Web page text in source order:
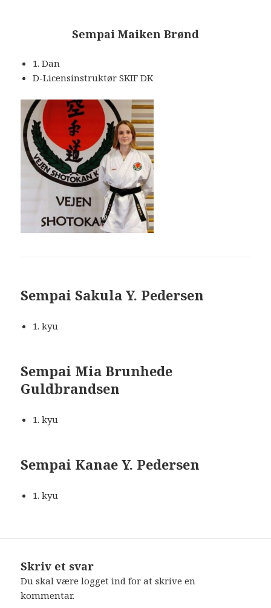
Sempai Maiken Brønd
1. Dan
D-Licensinstruktør SKIF DK
SempaiSakula Y. Pedersen
1. kyu
Sempai Mia Brunhede
Guldbrandsen
1. kyu
Sempai Kanae Y. Pedersen
1. kyu
Skriv et svar
Du skal værelogget ind for at skrive en
kommentar.